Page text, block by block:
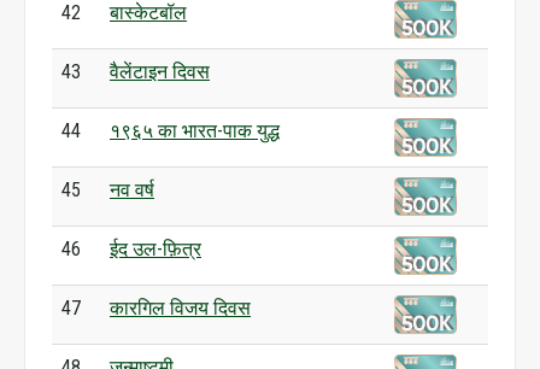
42 बास्केटबॉल
43 वैलेंटाइन दिवस
44 १९६५ का भारत-पाक युद्ध
45 नव वर्ष
46 ईद उल-फ़ित्र
47 कारगिल विजय दिवस